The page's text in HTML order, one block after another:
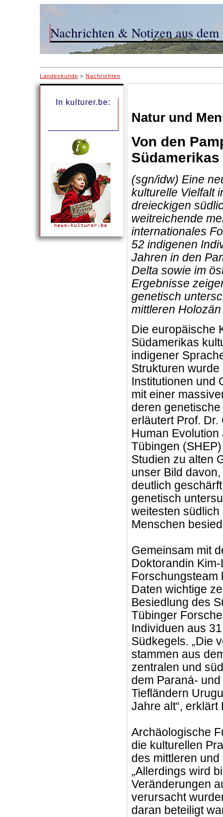
Nachrichten & Notizen aus
Landeskunde > Nachrichten
In kulturer.be:
Natur und
Von den
(sgn/idw) Eine
kulturelle Vielfalt
dreieckigen
weitreichende
internationales
52 indigenen
Jahren in den
Delta sowie im
Ergebnisse
genetisch
mittleren
Die europäische
Südamerikas
indigener
Strukturen
Institutionen und
mit einer
deren
erläutert Prof.
Human
Tübingen
Studien zu alten
unser Bild
deutlich
genetisch
weitesten
Menschen
Gemeinsam mit
Doktorandin
Forschungsteam
Daten wichtige
Besiedlung des
Tübinger
Individuen aus
Südkegels. „Die
stammen aus
zentralen und
dem Paraná-
Tiefländern
Jahre alt“, erklärt
Archäologische
die kulturellen
des mittleren
„Allerdings wird
Veränderungen
verursacht
daran beteiligt